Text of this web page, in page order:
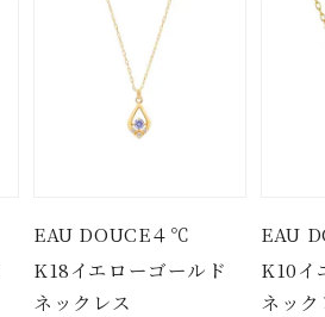
EAU DOUCE４℃
K18イエローゴールド
ネックレス
EAU
K10イ
ネッ